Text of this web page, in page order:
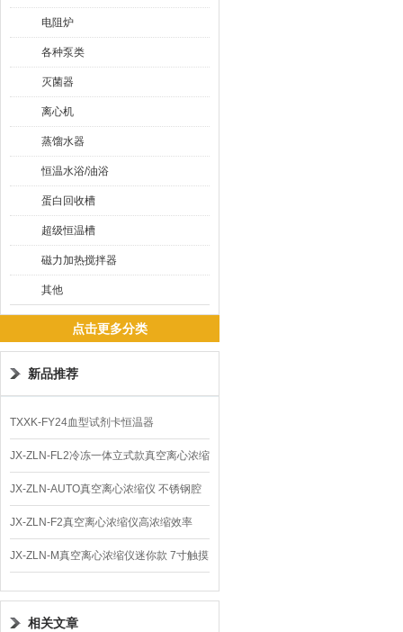
电阻炉
各种泵类
灭菌器
离心机
蒸馏水器
恒温水浴/油浴
蛋白回收槽
超级恒温槽
磁力加热搅拌器
其他
点击更多分类
新品推荐
TXXK-FY24血型试剂卡恒温器
JX-ZLN-FL2冷冻一体立式款真空离心浓缩
仪 低温功能
JX-ZLN-AUTO真空离心浓缩仪 不锈钢腔
体
JX-ZLN-F2真空离心浓缩仪高浓缩效率
JX-ZLN-M真空离心浓缩仪迷你款 7寸触摸
屏
相关文章